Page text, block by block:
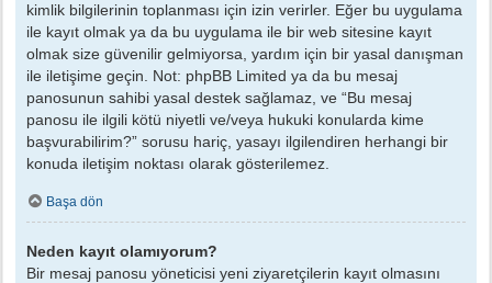
kimlik bilgilerinin toplanması için izin verirler. Eğer bu uygulama
ile kayıt olmak ya da bu uygulama ile bir web sitesine kayıt
olmak size güvenilir gelmiyorsa, yardım için bir yasal danışman
ile iletişime geçin. Not: phpBB Limited ya da bu mesaj
panosunun sahibi yasal destek sağlamaz, ve “Bu mesaj
panosu ile ilgili kötü niyetli ve/veya hukuki konularda kime
başvurabilirim?” sorusu hariç, yasayı ilgilendiren herhangi bir
konuda iletişim noktası olarak gösterilemez.
Başa dön
Neden kayıt olamıyorum?
Bir mesaj panosu yöneticisi yeni ziyaretçilerin kayıt olmasını